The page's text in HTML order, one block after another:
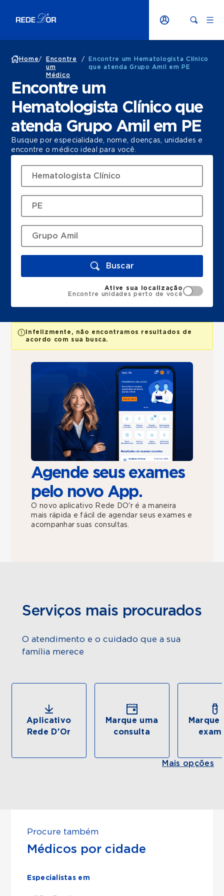
Home/
Encontre
um
Médico
/
Encontre um Hematologista Clínico
que atenda Grupo Amil em PE
Encontre um
Hematologista Clínico que
atenda Grupo Amil em PE
Busque por especialidade, nome, doenças, unidades e
encontre o médico ideal para você.
Buscar
Ative sua localização
Encontre unidades perto de você
Infelizmente, não encontramos resultados de
acordo com sua busca.
Agende seus exames
pelo novo App.
O novo aplicativo Rede DO'r é a maneira
mais rápida e fácil de agendar seus exames e
acompanhar suas consultas.
Serviços mais procurados
O atendimento e o cuidado que a sua
família merece
Aplicativo
Rede D'Or
Marque uma
consulta
Marque
Mais opções
Procure também
Médicos por cidade
Especialistas em